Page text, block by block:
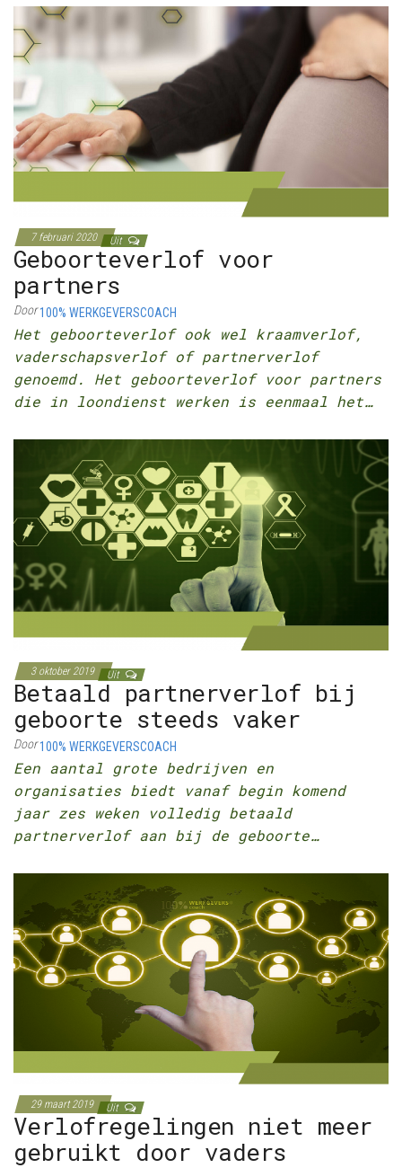
7 februari 2020 Uit
Geboorteverlof voor
partners
Door100% WERKGEVERSCOACH
Het geboorteverlof ook wel kraamverlof,
vaderschapsverlof of partnerverlof
genoemd. Het geboorteverlof voor partners
die in loondienst werken is eenmaal het…
3 oktober 2019 Uit
Betaald partnerverlof bij
geboorte steeds vaker
Door100% WERKGEVERSCOACH
Een aantal grote bedrijven en
organisaties biedt vanaf begin komend
jaar zes weken volledig betaald
partnerverlof aan bij de geboorte…
29 maart 2019 Uit
Verlofregelingen niet meer
gebruikt door vaders